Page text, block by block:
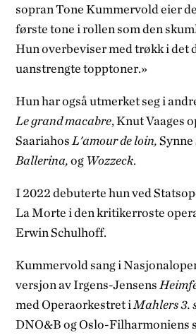
sopran Tone Kummervold eier
første tone i rollen som den
Hun overbeviser med trøkk i det
uanstrengte topp­toner.»
Hun har også utmerket seg i
Le grand macabre, Knut Vaages
Saariahos L'amour de loin,Synne
Ballerina,ogWozzeck.
I 2022 debuterte hun ved
La Morte i den kritikerroste
Erwin Schulhoff.
Kummervold sang i
versjon av Irgens-Jensens
med Operaorkestret i Mahlers 3.
DNO&B og Oslo-Filharmoniens